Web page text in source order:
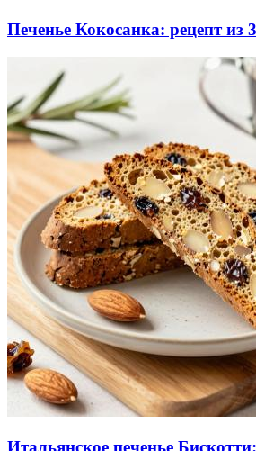
Печенье Кокосанка: рецепт из
Итальянское печенье